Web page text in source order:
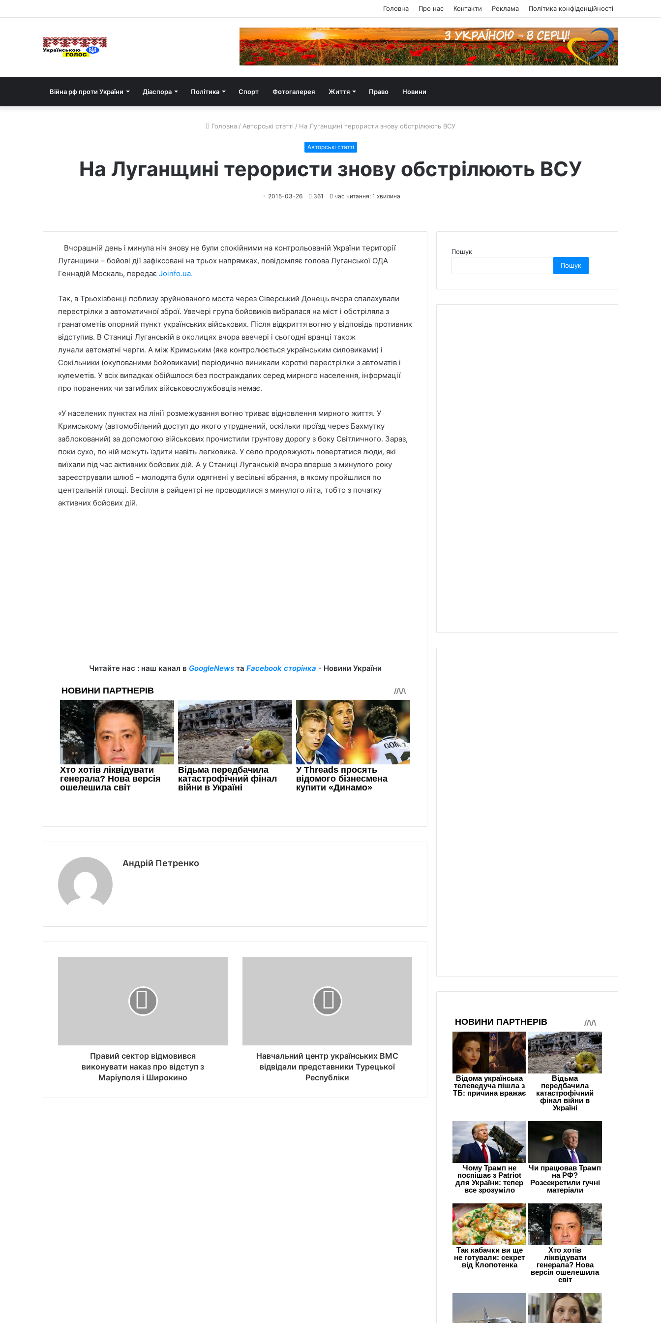
Головна Про нас Контакти Реклама Політика конфіденційності
Війна рф проти України Діаспора Політика Спорт Фотогалерея Життя Право Новини
Головна / Авторські статті / На Луганщині терористи знову обстрілюють ВСУ
Авторські статті
На Луганщині терористи знову обстрілюють ВСУ
2015-03-26 361 час читання: 1 хвилина
Вчорашній день і минула ніч знову не були спокійними на контрольованій України території
Луганщини – бойові дії зафіксовані на трьох напрямках, повідомляє голова Луганської ОДА
Геннадій Москаль, передає Joinfo.ua.
Так, в Трьохізбенці поблизу зруйнованого моста через Сіверський Донець вчора спалахували
перестрілки з автоматичної зброї. Увечері група бойовиків вибралася на міст і обстріляла з
гранатометів опорний пункт українських військових. Після відкриття вогню у відповідь противник
відступив. В Станиці Луганській в околицях вчора ввечері і сьогодні вранці також
лунали автоматні черги. А між Кримським (яке контролюється українським силовиками) і
Сокільники (окупованими бойовиками) періодично виникали короткі перестрілки з автоматів і
кулеметів. У всіх випадках обійшлося без постраждалих серед мирного населення, інформації
про поранених чи загиблих військовослужбовців немає.
«У населених пунктах на лінії розмежування вогню триває відновлення мирного життя. У
Кримському (автомобільний доступ до якого утруднений, оскільки проїзд через Бахмутку
заблокований) за допомогою військових прочистили грунтову дорогу з боку Світличного. Зараз,
поки сухо, по ній можуть їздити навіть легковика. У село продовжують повертатися люди, які
виїхали під час активних бойових дій. А у Станиці Луганській вчора вперше з минулого року
зареєстрували шлюб – молодята були одягнені у весільні вбрання, в якому пройшлися по
центральній площі. Весілля в райцентрі не проводилися з минулого літа, тобто з початку
активних бойових дій.
Читайте нас : наш канал в GoogleNewsта Facebook сторінка - Новини України
Андрій Петренко
Правий сектор відмовився
виконувати наказ про відступ з
Маріуполя і Широкино
Навчальний центр українських ВМС
відвідали представники Турецької
Республіки
Пошук
Пошук